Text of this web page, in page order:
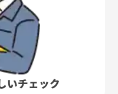
いチェック